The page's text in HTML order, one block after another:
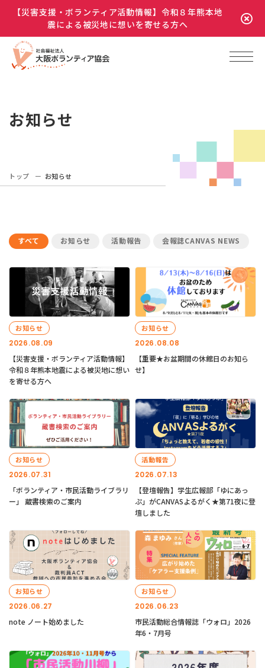
【災害支援・ボランティア活動情報】令和８年熊本地
震による被災地に想いを寄せる方へ
お知らせ
トップ お知らせ
すべて お知らせ 活動報告 会報誌CANVAS NEWS
2026.08.09
お知らせ
【災害支援・ボランティア活動情報】
令和８年熊本地震による被災地に想い
を寄せる方へ
2026.08.08
お知らせ
【重要★お盆期間の休館日のお知ら
せ】
2026.07.31
お知らせ
「ボランティア・市民活動ライブラリ
ー」 蔵書検索のご案内
2026.07.13
活動報告
【登壇報告】学生広報部「ゆにあっ
ぷ」がCANVASよるがく★第71夜に登
壇しました
2026.06.27
お知らせ
note ノート始めました
2026.06.23
お知らせ
市民活動総合情報誌「ウォロ」2026
年6・7月号